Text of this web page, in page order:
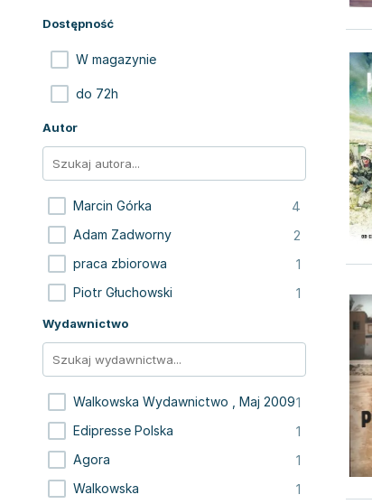
Dostępność
W magazynie
do 72h
Autor
Marcin Górka 4
Adam Zadworny 2
praca zbiorowa 1
Piotr Głuchowski 1
Wydawnictwo
Walkowska Wydawnictwo , Maj 20091
Edipresse Polska 1
Agora 1
Walkowska 1